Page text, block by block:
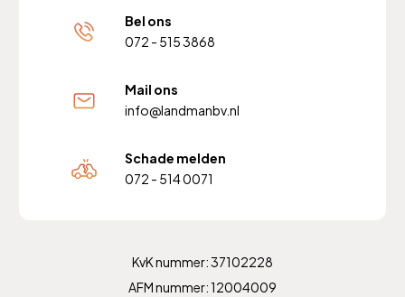
Bel ons
072 - 515 3868
Mail ons
info@landmanbv.nl
Schade melden
072 - 514 0071
KvK nummer: 37102228
AFM nummer: 12004009